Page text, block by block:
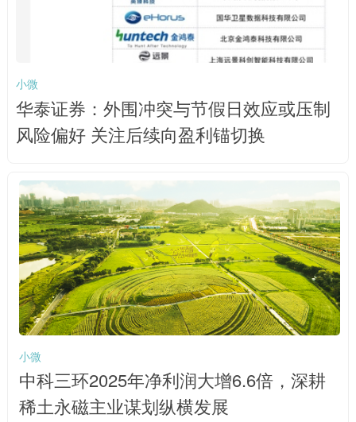
小微
华泰证券：外围冲突与节假日效应或压制
风险偏好 关注后续向盈利锚切换
小微
中科三环2025年净利润大增6.6倍，深耕
稀土永磁主业谋划纵横发展